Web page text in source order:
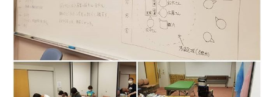
こだわり
ギャラリー
アクセス